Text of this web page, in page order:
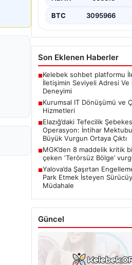
BTC 3095966
Son Eklenen Haberler
■Kelebek sohbet platformu
İletişimin Seviyeli Adresi
Deneyimi
■Kurumsal IT Dönüşümü ve
Hizmetleri
■Elazığ’daki Tefecilik
Operasyon: İntihar Mektubu
Büyük Vurgun Ortaya Çıktı
■MGK’den 8 maddelik kritik
çeken ‘Terörsüz Bölge’
■Yalova’da Şaşırtan
Park Etmek İsteyen
Müdahale
Güncel